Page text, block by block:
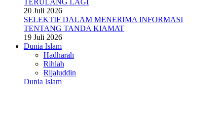
20 Juli 2026
SELEKTIF DALAM MENERIMA INFORMASI
TENTANG TANDA KIAMAT
19 Juli 2026
Dunia Islam
Hadharah
Rihlah
Rijaluddin
Dunia Islam